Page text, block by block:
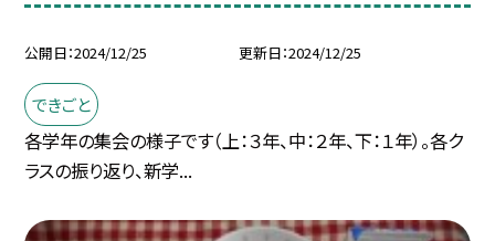
公開日 2024/12/25 更新日 2024/12/25
できごと
各学年の集会の様子です（上：３年、中：２年、下：１年）。各ク
ラスの振り返り、新学...